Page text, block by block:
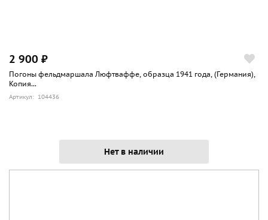
2 900 ₽
Погоны фельдмаршала Люфтваффе, образца 1941 года, (Германия),
Копия...
Артикул: 104436
Нет в наличии